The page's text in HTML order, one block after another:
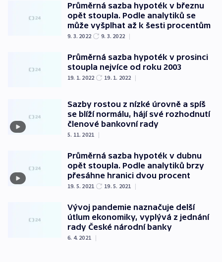
Průměrná sazba hypoték v březnu
opět stoupla. Podle analytiků se
může vyšplhat až k šesti procentům
9. 3. 2022 9. 3. 2022 |
Průměrná sazba hypoték v prosinci
stoupla nejvíce od roku 2003
19. 1. 2022 19. 1. 2022 |
Sazby rostou z nízké úrovně a spíš
se blíží normálu, hájí své rozhodnutí
členové bankovní rady
5. 11. 2021 |
Průměrná sazba hypoték v dubnu
opět stoupla. Podle analytiků brzy
přesáhne hranici dvou procent
19. 5. 2021 19. 5. 2021 |
Vývoj pandemie naznačuje delší
útlum ekonomiky, vyplývá z jednání
rady České národní banky
6. 4. 2021 |